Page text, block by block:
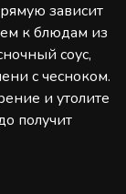
зависит
к блюдам из
соус,
с чесноком.
и утолите
получит